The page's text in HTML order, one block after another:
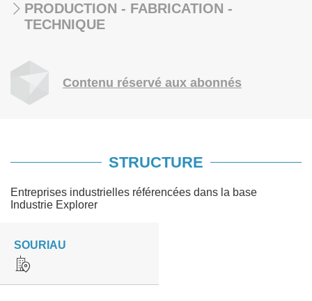
PRODUCTION - FABRICATION -
TECHNIQUE
Contenu réservé aux abonnés
STRUCTURE
Entreprises industrielles référencées dans la base
Industrie Explorer
SOURIAU